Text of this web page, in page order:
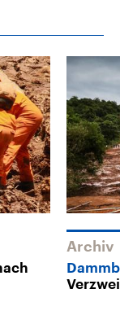
Archiv